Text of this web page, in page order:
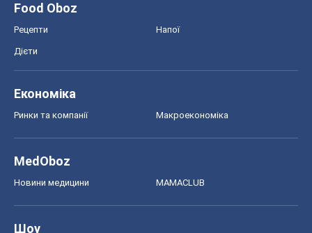
Food Oboz
Рецепти Напої
Дієти
Економіка
Ринки та компанії Макроекономіка
MedOboz
Новини медицини MAMACLUB
Шоу